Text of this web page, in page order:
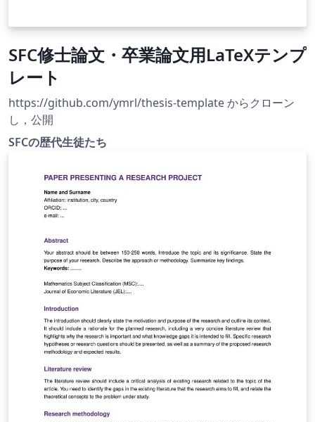
SFC修士論文・卒業論文用LaTeXテンプ
レート
https://github.com/ymrl/thesis-template からクローン
し，公開
SFCの歴代生徒たち